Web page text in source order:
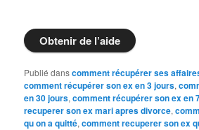
Obtenir de l’aide
Publié danscomment récupérer ses
comment récupérer son ex en 3 jours,
en 30 jours,comment récupérer son ex en
recuperer son ex mari apres divorce,
qu on a quitté,comment recuperer son ex